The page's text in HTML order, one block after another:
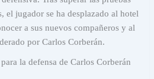
el jugador se ha desplazado al hotel
a sus nuevos compañeros y al
por Carlos Corberán.
la defensa de Carlos Corberán